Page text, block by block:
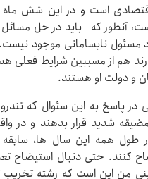
است و در این شش ماه
آنطور که باید در حل مسائل
مسئول نابسامانی موجود
هم از مسببین شرایط فعلی
و دولت او هستند.
در پاسخ به این سئوال که
شدید قرار بدهند و در
همه این سال ها، سابقه
کنند. حتی دنبال استیضاح
من این است که رشته